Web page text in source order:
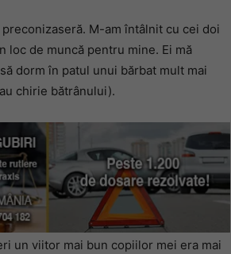
M-am întâlnit cu cei doi
loc de muncă pentru mine. Ei mă
dorm în patul unui bărbat mult mai
chirie bătrânului).
un viitor mai bun copiilor mei era mai